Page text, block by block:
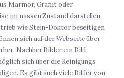
Marmor, Granit oder
im nassen Zustand darstellen,
wie Stein-Doktor beseitigen
sich auf der Webseite über
Nachher Bilder ein Bild
sich über die Reinigungs
Es gibt auch viele Bilder von